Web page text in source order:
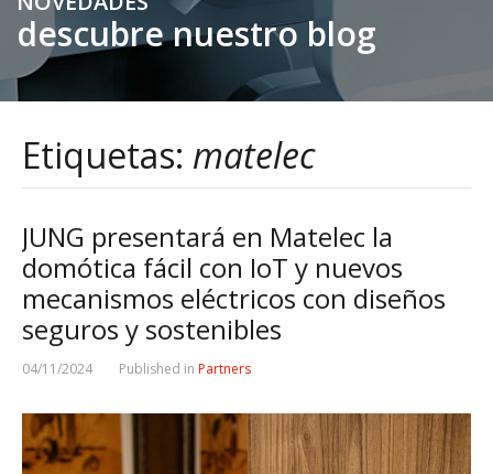
descubre nuestro blog
Etiquetas: matelec
JUNG presentará en Matelec la
domótica fácil con IoT y nuevos
mecanismos eléctricos con diseños
seguros y sostenibles
04/11/2024 Published in Partners